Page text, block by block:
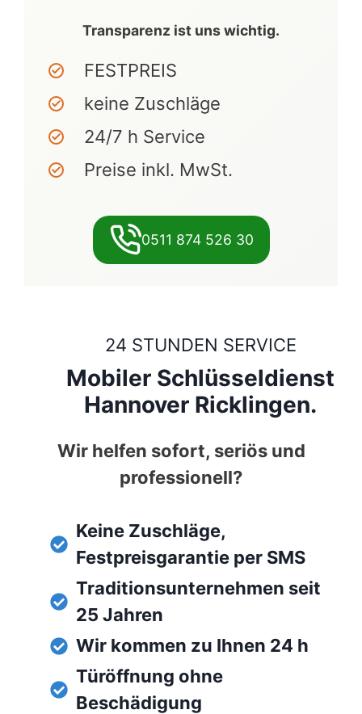
Transparenz ist uns wichtig.
FESTPREIS
keine Zuschläge
24/7 h Service
Preise inkl. MwSt.
0511 874 526 30
24 STUNDEN SERVICE
Mobiler Schlüsseldienst
Hannover Ricklingen.
Wir helfen sofort, seriös und
professionell?
Keine Zuschläge,
Festpreisgarantie per SMS
Traditionsunternehmen seit
25 Jahren
Wir kommen zu Ihnen 24 h
Türöffnung ohne
Beschädigung